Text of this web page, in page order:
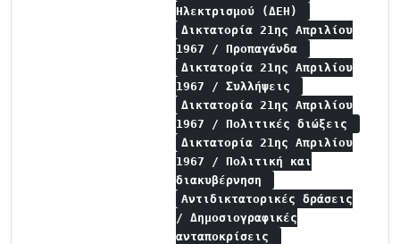
Ηλεκτρισμού (ΔΕΗ)
Δικτατορία 21ης Απριλίου
1967 / Προπαγάνδα
Δικτατορία 21ης Απριλίου
1967 / Συλλήψεις
Δικτατορία 21ης Απριλίου
1967 / Πολιτικές διώξεις
Δικτατορία 21ης Απριλίου
1967 / Πολιτική και
διακυβέρνηση
Αντιδικτατορικές δράσεις
/ Δημοσιογραφικές
ανταποκρίσεις